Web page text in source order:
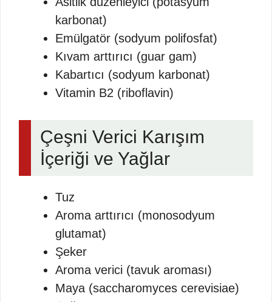
karbonat)
Emülgatör (sodyum polifosfat)
Kıvam arttırıcı (guar gam)
Kabartıcı (sodyum karbonat)
Vitamin B2 (riboflavin)
Çeşni Verici Karışım
İçeriği ve Yağlar
Tuz
Aroma arttırıcı (monosodyum
glutamat)
Şeker
Aroma verici (tavuk aroması)
Maya (saccharomyces cerevisiae)